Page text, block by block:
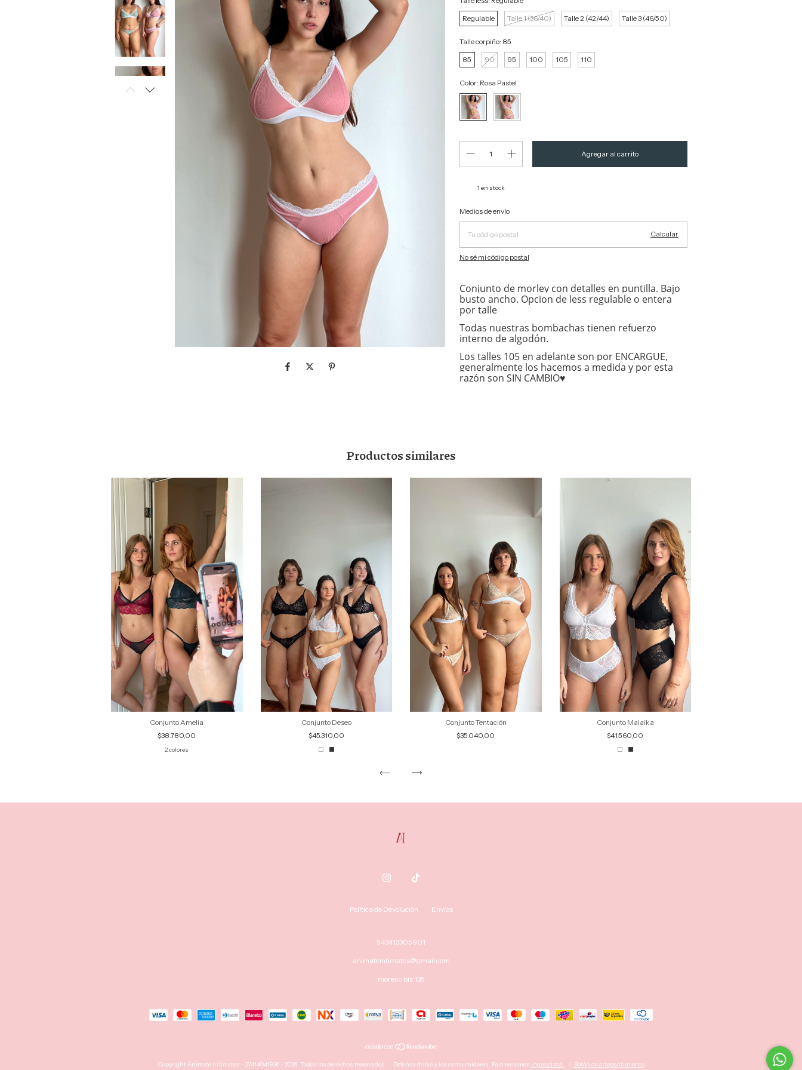
Regulable
Talle 1 (36/40) Talle 2 (42/44) Talle 3 (46/50)
Talle corpiño: 85
85
90 95 100 105 110
Color: Rosa Pastel
1 en stock
Entregas para el CP:
Medios de envío
Calcular
No sé mi código postal
Conjunto de morley con detalles en puntilla. Bajo
busto ancho. Opcion de less regulable o entera
por talle
Todas nuestras bombachas tienen refuerzo
interno de algodón.
Los talles 105 en adelante son por ENCARGUE,
generalmente los hacemos a medida y por esta
razón son SIN CAMBIO♥
Productos similares
Conjunto Amelia
$38.780,00
2 colores
Conjunto Deseo
$45.310,00
Conjunto Tentación
$35.040,00
Conjunto Malaika
$41.560,00
Política de Devolución Envíos
543413305901
animateintimates@gmail.com
moreno bis 135
Copyright Anímate Intimates - 27414041936 - 2026. Todos los derechos reservados. Defensa de las y los consumidores. Para reclamos ingresá acá. / Botón de arrepentimiento